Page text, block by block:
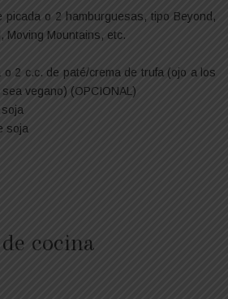
picada o 2 hamburguesas, tipo Beyond,
Moving Mountains, etc.
o 2 c.c. de paté/crema de trufa (ojo a los
vegano) (OPCIONAL)
soja
cocina